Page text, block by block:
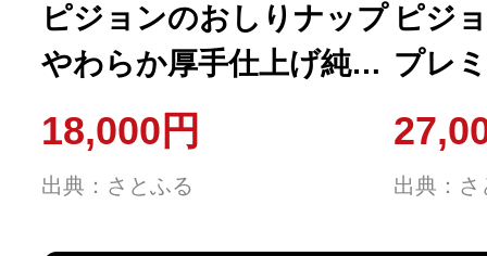
ピジョンのおしりナップ
やわらか厚手仕上げ純水
99% 80枚入 6個パック
×6
18,000円
出典：さとふる
ピジ
プレ
枚
出典：さ